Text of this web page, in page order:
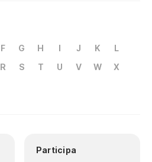
F G H I J K
L
R S T U V W
X
Participa